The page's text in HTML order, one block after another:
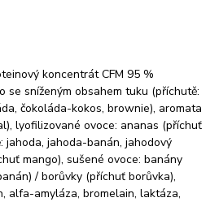
koncentrát CFM 95 %
se sníženým obsahem tuku (příchutě:
čokoláda-kokos, brownie), aromata
lyofilizované ovoce: ananas (příchuť
jahoda, jahoda-banán, jahodový
mango), sušené ovoce: banány
/ borůvky (příchuť borůvka),
alfa-amyláza, bromelain, laktáza,